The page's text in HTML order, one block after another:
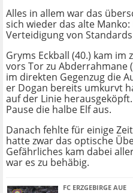
Alles in allem war das
sich wieder das alte
Verteidigung von
Gryms Eckball (40.) kam
vors Tor zu Abderrahmane
im direkten Gegenzug die
er Dogan bereits umkurvt
auf der Linie
Pause die halbe Elf aus.
Danach fehlte für einige
hatte zwar das optische
Gefährliches kam dabei
war es zu behäbig.
FC ERZGEBIRGE AUE